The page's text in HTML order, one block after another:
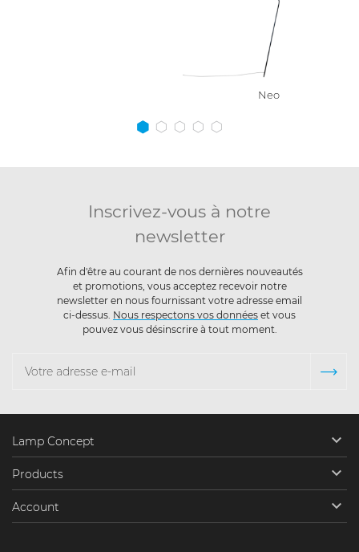
Neo
Inscrivez-vous à notre
newsletter
Afin d'être au courant de nos dernières nouveautés
et promotions, vous acceptez recevoir notre
newsletter en nous fournissant votre adresse email
ci-dessus. Nous respectons vos données et vous
pouvez vous désinscrire à tout moment.
Lamp Concept 
Products 
Account 